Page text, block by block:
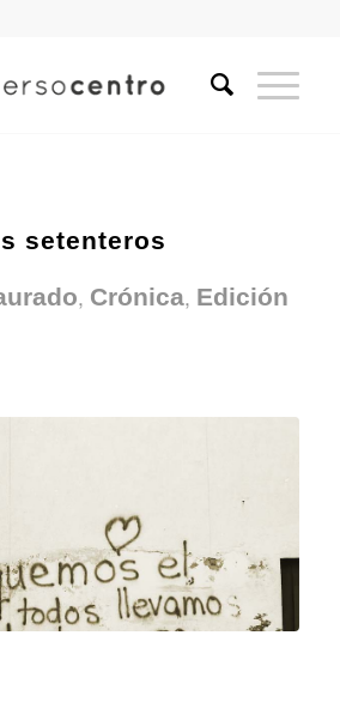
setenteros
, Crónica, Edición